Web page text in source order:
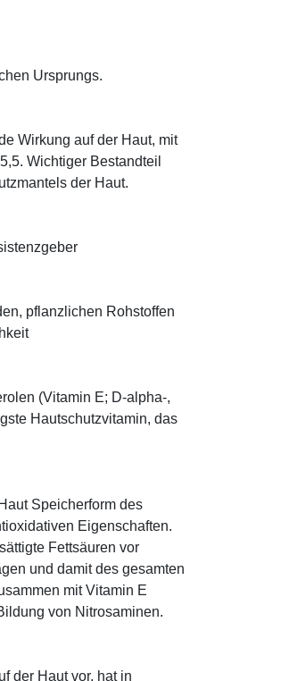
Ursprungs.
Wirkung auf der Haut, mit
Wichtiger Bestandteil
der Haut.
pflanzlichen Rohstoffen
(Vitamin E; D-alpha-,
Hautschutzvitamin, das
Speicherform des
Eigenschaften.
Fettsäuren vor
und damit des gesamten
mit Vitamin E
von Nitrosaminen.
der Haut vor, hat in